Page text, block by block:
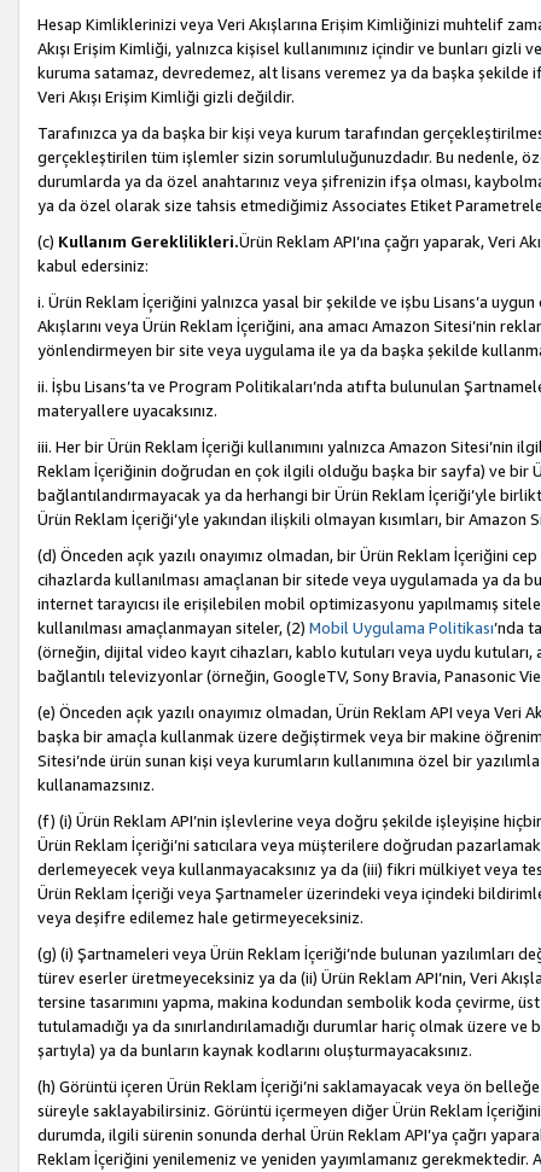
Hesap Kimliklerinizi veya Veri Akışlarına Erişim Kimliğinizi muhtelif
Akışı Erişim Kimliği, yalnızca kişisel kullanımınız içindir ve bunları
kuruma satamaz, devredemez, alt lisans veremez ya da başka şekilde
Veri Akışı Erişim Kimliği gizli değildir.
Tarafınızca ya da başka bir kişi veya kurum tarafından
gerçekleştirilen tüm işlemler sizin sorumluluğunuzdadır. Bu nedenle,
durumlarda ya da özel anahtarınız veya şifrenizin ifşa olması,
ya da özel olarak size tahsis etmediğimiz Associates Etiket
(c) Kullanım Gereklilikleri.Ürün Reklam API’ına çağrı yaparak, Veri
kabul edersiniz:
i. Ürün Reklam İçeriğini yalnızca yasal bir şekilde ve işbu Lisans’a uygun
Akışlarını veya Ürün Reklam İçeriğini, ana amacı Amazon Sitesi’nin
yönlendirmeyen bir site veya uygulama ile ya da başka şekilde
ii. İşbu Lisans’ta ve Program Politikaları’nda atıfta bulunulan
materyallere uyacaksınız.
iii. Her bir Ürün Reklam İçeriği kullanımını yalnızca Amazon
Reklam İçeriğinin doğrudan en çok ilgili olduğu başka bir sayfa) ve bir
bağlantılandırmayacak ya da herhangi bir Ürün Reklam İçeriği’yle
Ürün Reklam İçeriği’yle yakından ilişkili olmayan kısımları, bir Amazon
(d) Önceden açık yazılı onayımız olmadan, bir Ürün Reklam İçeriğini
cihazlarda kullanılması amaçlanan bir sitede veya uygulamada ya da
internet tarayıcısı ile erişilebilen mobil optimizasyonu yapılmamış
kullanılması amaçlanmayan siteler, (2) Mobil Uygulama Politikası’nda
(örneğin, dijital video kayıt cihazları, kablo kutuları veya uydu kutuları,
bağlantılı televizyonlar (örneğin, GoogleTV, Sony Bravia, Panasonic
(e) Önceden açık yazılı onayımız olmadan, Ürün Reklam API veya
başka bir amaçla kullanmak üzere değiştirmek veya bir makine
Sitesi’nde ürün sunan kişi veya kurumların kullanımına özel bir
kullanamazsınız.
(f) (i) Ürün Reklam API’nin işlevlerine veya doğru şekilde işleyişine
Ürün Reklam İçeriği’ni satıcılara veya müşterilere doğrudan
derlemeyecek veya kullanmayacaksınız ya da (iii) fikri mülkiyet veya
Ürün Reklam İçeriği veya Şartnameler üzerindeki veya içindeki
veya deşifre edilemez hale getirmeyeceksiniz.
(g) (i) Şartnameleri veya Ürün Reklam İçeriği’nde bulunan
türev eserler üretmeyeceksiniz ya da (ii) Ürün Reklam API’nin, Veri
tersine tasarımını yapma, makina kodundan sembolik koda çevirme,
tutulamadığı ya da sınırlandırılamadığı durumlar hariç olmak üzere
şartıyla) ya da bunların kaynak kodlarını oluşturmayacaksınız.
(h) Görüntü içeren Ürün Reklam İçeriği’ni saklamayacak veya ön
süreyle saklayabilirsiniz. Görüntü içermeyen diğer Ürün Reklam
durumda, ilgili sürenin sonunda derhal Ürün Reklam API’ya çağrı
Reklam İçeriğini yenilemeniz ve yeniden yayımlamanız gerekmektedir.